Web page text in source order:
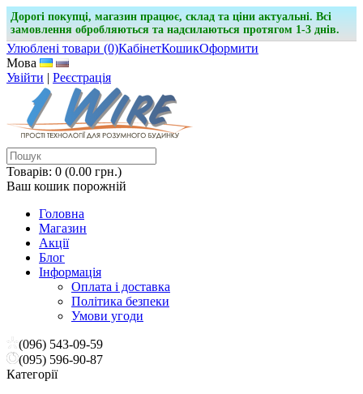
Дорогі покупці, магазин працює, склад та ціни актуальні. Всі
замовлення обробляються та надсилаються протягом 1-3 днів.
Улюблені товари (0)КабінетКошикОформити
Мова
Увійти | Реєстрація
Товарів: 0 (0.00 грн.)
Ваш кошик порожній
Головна
Магазин
Акції
Блог
Інформація
Оплата і доставка
Політика безпеки
Умови угоди
(096) 543-09-59
(095) 596-90-87
Категорії